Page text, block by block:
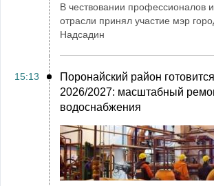
В чествовании профессионалов
отрасли принял участие мэр
Надсадин
15:13
Поронайский район
2026/2027: масштабный
водоснабжения